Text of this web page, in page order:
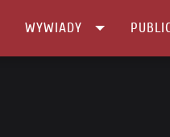
WYWIADY